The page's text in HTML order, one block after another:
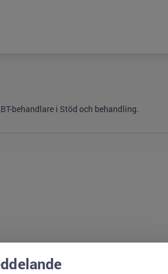
behandlare i Stöd och behandling.